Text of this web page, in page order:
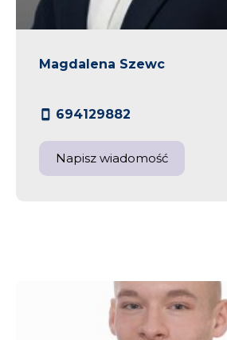
Magdalena Szewc
694129882
Napisz wiadomość